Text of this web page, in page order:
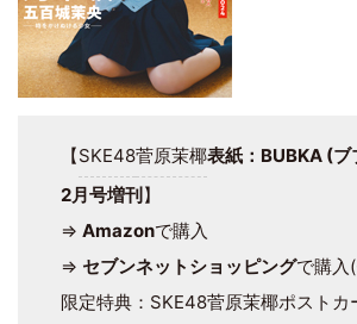
【SKE48菅原茉椰表紙：BUBKA (
2月号増刊】
⇒ Amazonで購入
⇒ セブンネットショッピングで購入
限定特典：SKE48菅原茉椰ポストカ